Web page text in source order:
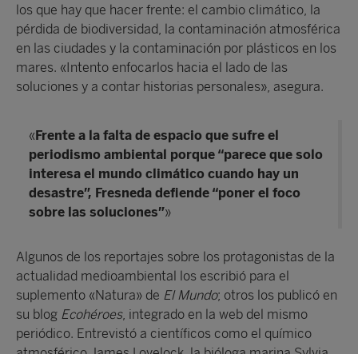
los que hay que hacer frente: el cambio climático, la
pérdida de biodiversidad, la contaminación atmosférica
en las ciudades y la contaminación por plásticos en los
mares. «Intento enfocarlos hacia el lado de las
soluciones y a contar historias personales», asegura.
« Frente a la falta de espacio que sufre el
periodismo ambiental porque “parece que solo
interesa el mundo climático cuando hay un
desastre”, Fresneda defiende “poner el foco
sobre las soluciones”»
Algunos de los reportajes sobre los protagonistas de la
actualidad medioambiental los escribió para el
suplemento «Natura» de El Mundo; otros los publicó en
su blog Ecohéroes, integrado en la web del mismo
periódico. Entrevistó a científicos como el químico